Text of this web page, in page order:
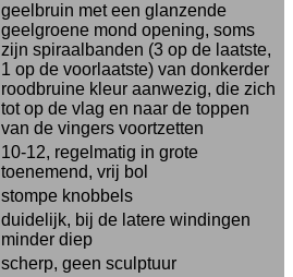
geelbruin met een glanzende
geelgroene mond opening, soms
zijn spiraalbanden (3 op de laatste,
1 op de voorlaatste) van donkerder
roodbruine kleur aanwezig, die zich
tot op de vlag en naar de toppen
van de vingers voortzetten
10-12, regelmatig in grote
toenemend, vrij bol
stompe knobbels
duidelijk, bij de latere windingen
minder diep
scherp, geen sculptuur